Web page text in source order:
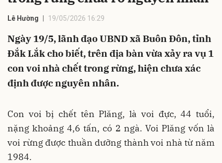
Lê Hường 19/05/2026 16:29
Ngày 19/5, lãnh đạo UBND xã Buôn Đôn, tỉnh
Đắk Lắk cho biết, trên địa bàn vừa xảy ra vụ 1
con voi nhà chết trong rừng, hiện chưa xác
định được nguyên nhân.
Con voi bị chết tên Plăng, là voi đực, 44 tuổi,
nặng khoảng 4,6 tấn, có 2 ngà. Voi Plăng vốn là
voi rừng được thuần dưỡng thành voi nhà từ năm
1984.
Hủy Gửi